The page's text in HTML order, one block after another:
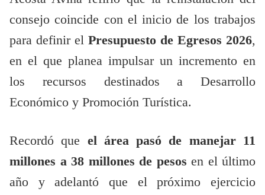
consejo coincide con el inicio de los trabajos
para definir el Presupuesto de Egresos 2026,
en el que planea impulsar un incremento en
los recursos destinados a Desarrollo
Económico y Promoción Turística.
Recordó que el área pasó de manejar 11
millones a 38 millones de pesos en el último
año y adelantó que el próximo ejercicio